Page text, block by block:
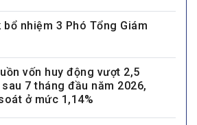
nhiệm 3 Phó Tổng Giám
vốn huy động vượt 2,5
7 tháng đầu năm 2026,
ở mức 1,14%